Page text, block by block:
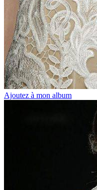
Ajoutez à mon album